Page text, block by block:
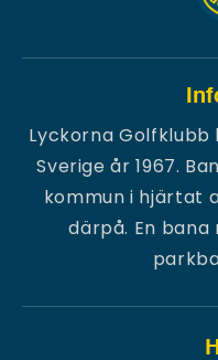
Lyckorna Golfklubb
Sverige år 1967.
kommun i hjärtat
därpå. En bana